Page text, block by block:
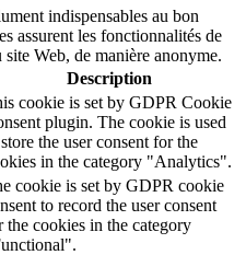
indispensables au bon
assurent les fonctionnalités de
Web, de manière anonyme.
Description
cookie is set by GDPR Cookie
plugin. The cookie is used
the user consent for the
in the category "Analytics".
cookie is set by GDPR cookie
to record the user consent
the cookies in the category